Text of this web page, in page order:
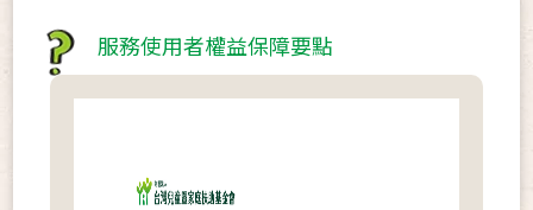
服務使用者權益保障要點